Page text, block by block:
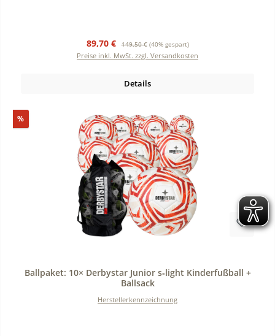
Verkaufspreis:
89,70 € Regulärer Preis:
149,50 € (40% gespart)
Preise inkl. MwSt. zzgl. Versandkosten
Details
%Rabatt
Ballpaket: 10× Derbystar Junior s‑light Kinderfußball +
Ballsack
Herstellerkennzeichnung